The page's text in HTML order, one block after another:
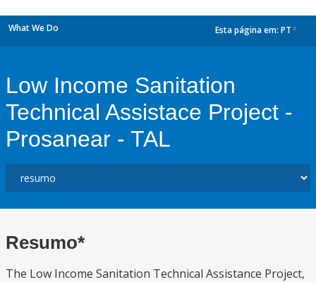
What We Do Esta página em: PT
Low Income Sanitation
Technical Assistace Project -
Prosanear - TAL
Resumo*
The Low Income Sanitation Technical Assistance Project,